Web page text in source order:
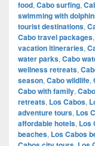
food, Cabo surfing,
swimming with
tourist destinations,
Cabo travel packages,
vacation itineraries,
water parks, Cabo
wellness retreats,
season, Cabo wildlife,
Cabo with family,
retreats, Los Cabos,
adventure tours, Los
affordable hotels, Los
beaches, Los Cabos